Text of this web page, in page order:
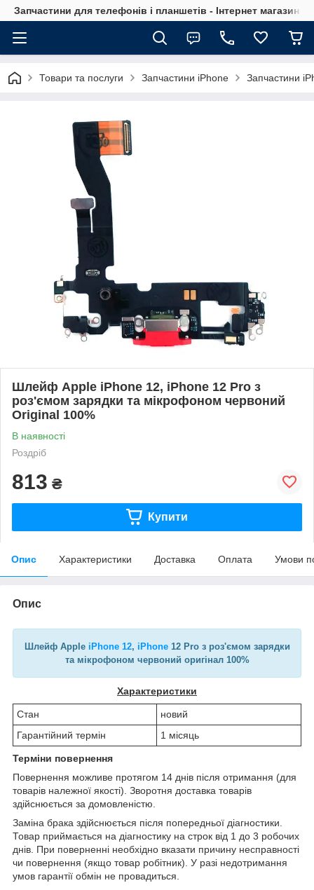
Запчастини для телефонів і планшетів - Інтернет магазин
Товари та послуги Запчастини iPhone Запчастини
Шлейф Apple iPhone 12, iPhone 12 Pro з
роз'ємом зарядки та мікрофоном червоний
Original 100%
В наявності
Роздріб
813 ₴
Купити
Опис Характеристики Доставка Оплата Умови
Опис
Шлейф Apple iPhone 12, iPhone12 Pro з роз'ємом зарядки
та мікрофоном червоний оригінал 100%
Характеристики
Стан
новий
Гарантійний термін
1 місяць
Терміни повернення
Повернення можливе протягом 14 днів після отримання (для
товарів належної якості). Зворотня доставка товарів
здійснюється за домовленістю.
Заміна брака здійснюється після попередньої діагностики.
Товар приймається на діагностику на строк від 1 до 3 робочих
днів. При поверненні необхідно вказати причину несправності
чи повернення (якщо товар робітник). У разі недотримання
умов гарантії обмін не провадиться.